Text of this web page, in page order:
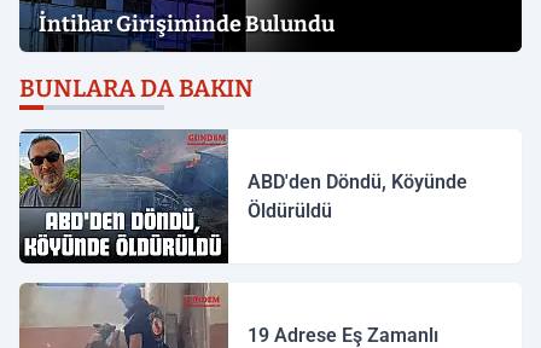
İntihar Girişiminde Bulundu
BUNLARA DA BAKIN
ABD'den Döndü, Köyünde
Öldürüldü
19 Adrese Eş Zamanlı